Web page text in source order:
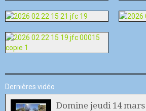
Dernières vidéo
Domine jeudi 14 mars